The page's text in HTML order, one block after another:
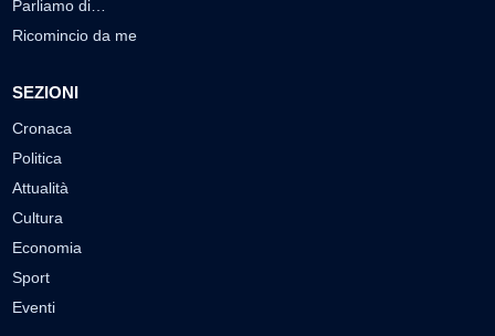
Parliamo di…
Ricomincio da me
SEZIONI
Cronaca
Politica
Attualità
Cultura
Economia
Sport
Eventi